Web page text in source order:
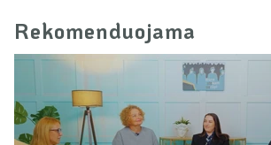
Rekomenduojama